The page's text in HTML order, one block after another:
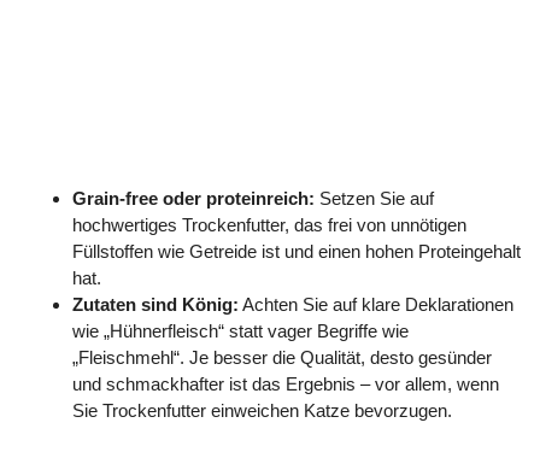
Grain-free oder proteinreich: Setzen Sie auf
hochwertiges Trockenfutter, das frei von unnötigen
Füllstoffen wie Getreide ist und einen hohen Proteingehalt
hat.
Zutaten sind König: Achten Sie auf klare Deklarationen
wie „Hühnerfleisch“ statt vager Begriffe wie
„Fleischmehl“. Je besser die Qualität, desto gesünder
und schmackhafter ist das Ergebnis – vor allem, wenn
Sie Trockenfutter einweichen Katze bevorzugen.